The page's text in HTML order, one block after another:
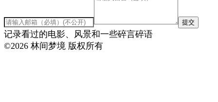
提交
记录看过的电影、风景和一些碎言碎语
©2026 林间梦境 版权所有